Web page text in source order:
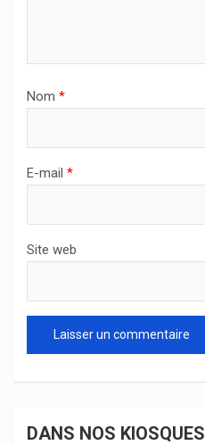
Nom *
E-mail *
Site web
DANS NOS KIOSQUES